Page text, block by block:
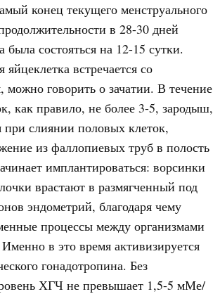
конец текущего менструального
в 28-30 дней
была состояться на 12-15 сутки.
встречается со
можно говорить о зачатии. В течение
как правило, не более 3-5, зародыш,
при слиянии половых клеток,
из фаллопиевых труб в полость
имплантироваться: ворсинки
врастают в размягченный под
эндометрий, благодаря чему
процессы между организмами
в это время активизируется
гонадотропина. Без
ХГЧ не превышает 1,5-5 мМе/